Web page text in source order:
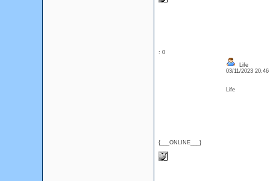
: 0
{___ONLINE___}
Life
03/11/2023
Life